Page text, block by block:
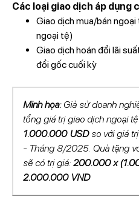
Các loại giao dịch áp dụng
Giao dịch mua/bán
ngoại tệ)
Giao dịch hoán đổi lãi
đổi gốc cuối kỳ
Minh họa:Giả sử doanh
tổng giá trị giao dịch ngoại
1.000.000 USDso với giá
- Tháng 8/2025. Quà tặng
sẽ có trị giá: 200.000 x
2.000.000 VND